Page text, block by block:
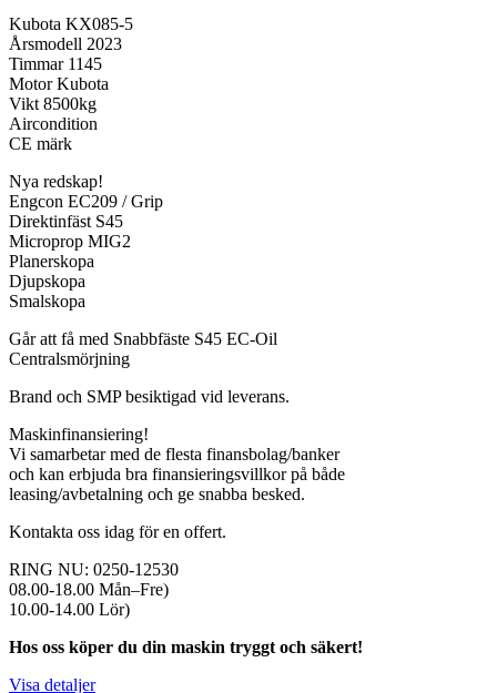
Kubota KX085-5
Årsmodell 2023
Timmar 1145
Motor Kubota
Vikt 8500kg
Aircondition
CE märk
Nya redskap!
Engcon EC209 / Grip
Direktinfäst S45
Microprop MIG2
Planerskopa
Djupskopa
Smalskopa
Går att få med Snabbfäste S45 EC-Oil
Centralsmörjning
Brand och SMP besiktigad vid leverans.
Maskinfinansiering!
Vi samarbetar med de flesta finansbolag/banker
och kan erbjuda bra finansieringsvillkor på både
leasing/avbetalning och ge snabba besked.
Kontakta oss idag för en offert.
RING NU: 0250-12530
08.00-18.00 Mån–Fre)
10.00-14.00 Lör)
Hos oss köper du din maskin tryggt och säkert!
Visa detaljer